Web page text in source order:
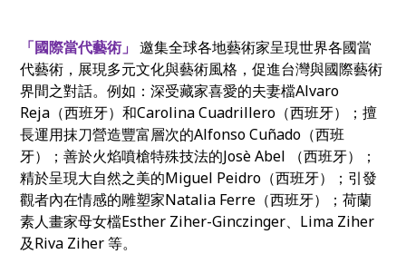
「國際當代藝術」邀集全球各地藝術家呈現世界各國當
代藝術，展現多元文化與藝術風格，促進台灣與國際藝術
界間之對話。例如：深受藏家喜愛的夫妻檔Alvaro
Reja （西班牙）和Carolina Cuadrillero （西班牙）；擅
長運用抹刀營造豐富層次的Alfonso Cuñado（西班
牙）；善於火焰噴槍特殊技法的Josè Abel （西班牙）；
精於呈現大自然之美的Miguel Peidro （西班牙）；引發
觀者內在情感的雕塑家Natalia Ferre （西班牙）；荷蘭
素人畫家母女檔Esther Ziher-Ginczinger、Lima Ziher
及Riva Ziher 等。